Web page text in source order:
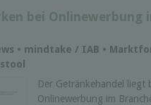
bei Onlinewerbung
• mindtake / IAB •
Der Getränkehandel liegt
Onlinewerbung im